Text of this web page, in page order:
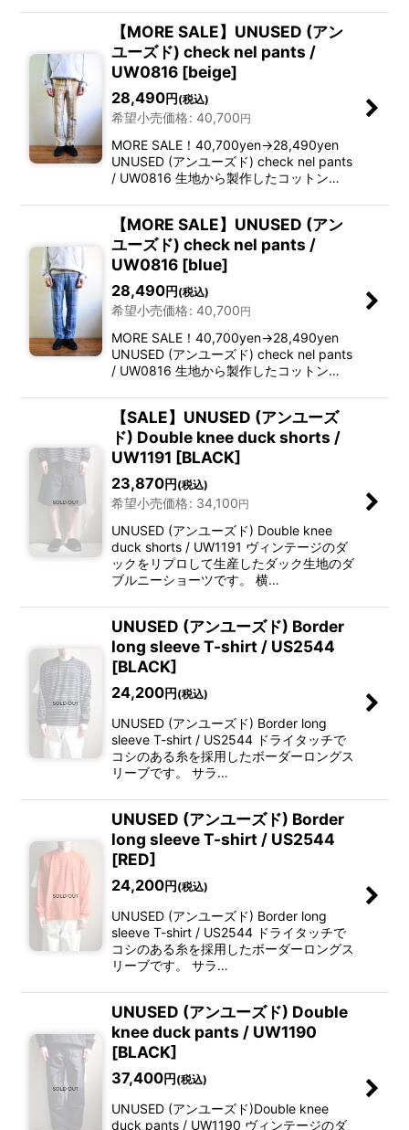
【MORE SALE】UNUSED (アン
ユーズド) check nel pants /
UW0816 [beige]
28,490円 (税込)
希望小売価格: 40,700円
MORE SALE！40,700yen→28,490yen
UNUSED (アンユーズド) check nel pants
/ UW0816 生地から製作したコットン…
【MORE SALE】UNUSED (アン
ユーズド) check nel pants /
UW0816 [blue]
28,490円 (税込)
希望小売価格: 40,700円
MORE SALE！40,700yen→28,490yen
UNUSED (アンユーズド) check nel pants
/ UW0816 生地から製作したコットン…
【SALE】UNUSED (アンユーズ
ド) Double knee duck shorts /
UW1191 [BLACK]
23,870円 (税込)
希望小売価格: 34,100円
UNUSED (アンユーズド) Double knee
duck shorts / UW1191 ヴィンテージのダ
ックをリプロして生産したダック生地のダ
ブルニーショーツです。 横…
UNUSED (アンユーズド) Border
long sleeve T-shirt / US2544
[BLACK]
24,200円 (税込)
UNUSED (アンユーズド) Border long
sleeve T-shirt / US2544 ドライタッチで
コシのある糸を採用したボーダーロングス
リーブです。 サラ…
UNUSED (アンユーズド) Border
long sleeve T-shirt / US2544
[RED]
24,200円 (税込)
UNUSED (アンユーズド) Border long
sleeve T-shirt / US2544 ドライタッチで
コシのある糸を採用したボーダーロングス
リーブです。 サラ…
UNUSED (アンユーズド) Double
knee duck pants / UW1190
[BLACK]
37,400円 (税込)
UNUSED (アンユーズド)Double knee
duck pants / UW1190 ヴィンテージのダ